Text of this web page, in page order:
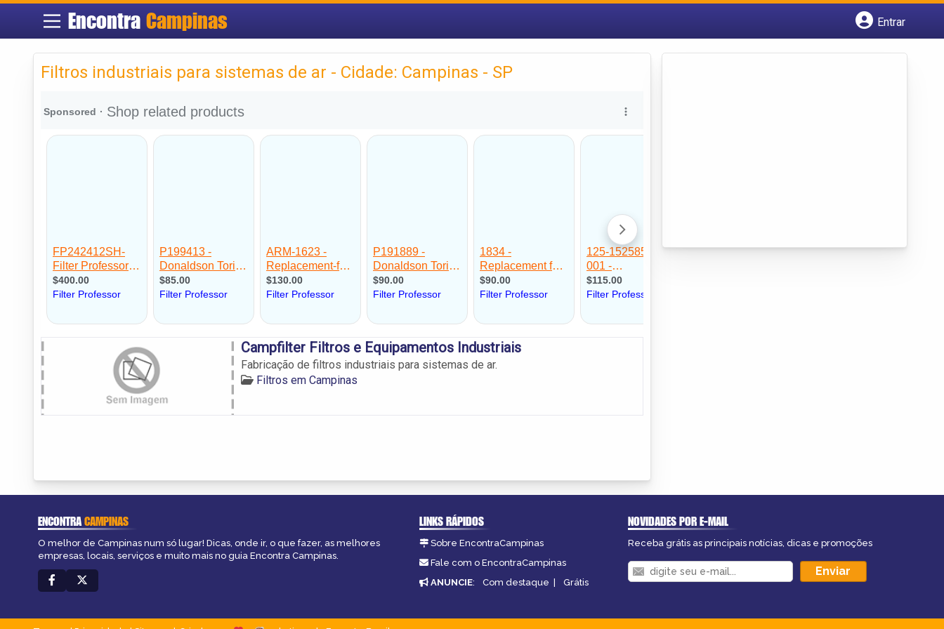
EncontraCampinas
Entrar
Filtros industriais para sistemas de ar - Cidade: Campinas - SP
Campfilter Filtros e Equipamentos Industriais
Fabricação de filtros industriais para sistemas de ar.
Filtros em Campinas
ENCONTRACAMPINAS
O melhor de Campinas num só lugar! Dicas, onde ir, o que fazer, as melhores
empresas, locais, serviços e muito mais no guia Encontra Campinas.
LINKS RÁPIDOS
Sobre EncontraCampinas
Fale com o EncontraCampinas
ANUNCIE: Com destaque | Grátis
NOVIDADES POR E-MAIL
Receba grátis as principais notícias, dicas e promoções